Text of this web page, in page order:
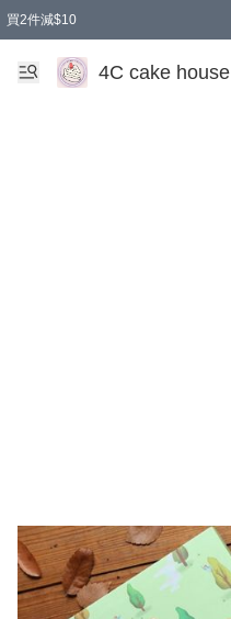
買2件減$10
任選兩件減$10
買兩盒減$10
買兩件減$10
買2件減$10
4C cake house